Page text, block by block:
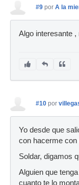
#9 por A la
Algo interesante ,
#10 por
Yo desde que
con hacerme con
Soldar, digamos
Alguien que
cuanto te lo